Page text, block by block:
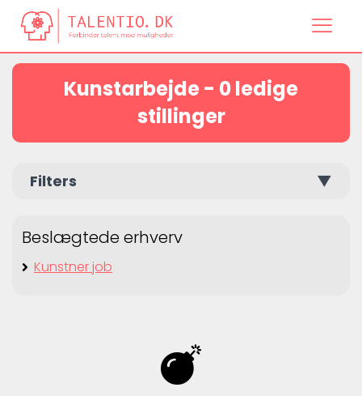
Kunstarbejde - 0 ledige
stillinger
Filters ▼
Beslægtede erhverv
Kunstner job